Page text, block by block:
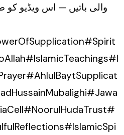
والی باتیں — اس ویڈیو کو